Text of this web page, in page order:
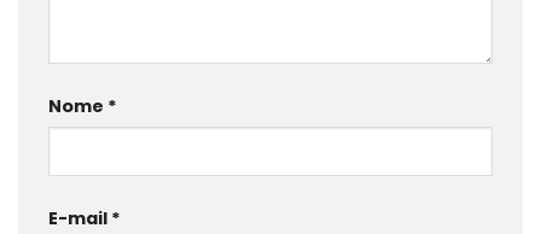
Nome *
E-mail *